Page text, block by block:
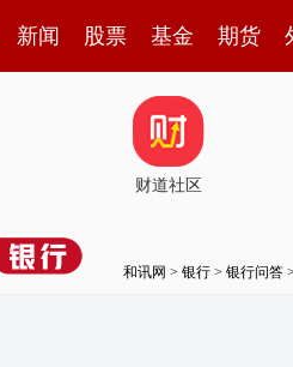
新闻 股票 基金 期货
财道社区
和讯网 > 银行 > 银行问答